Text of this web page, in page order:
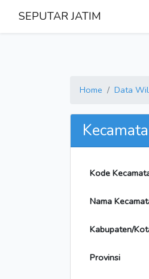
SEPUTAR JATIM
Home Data
Kode
Nama
Kabupaten/
Provinsi